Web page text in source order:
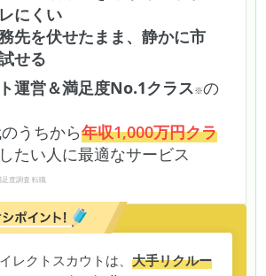
にくい
先を伏せたまま、静かに市
せる
運営＆満足度No.1クラス※の
うちから年収1,000万円クラ
たい人に最適なサービス
度調査 転職
レクトスカウトは、大手リクルー